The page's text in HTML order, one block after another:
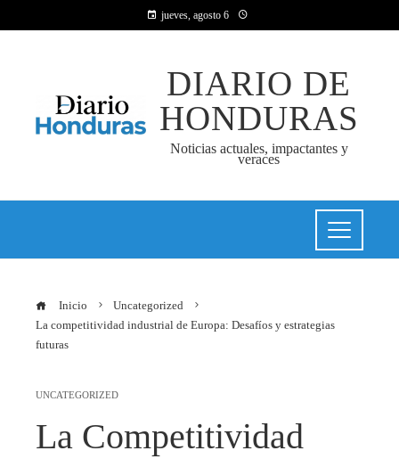
jueves, agosto 6
DIARIO DE
HONDURAS
Noticias actuales, impactantes y
veraces
Inicio
Uncategorized
La competitividad industrial de Europa: Desafíos y estrategias
futuras
UNCATEGORIZED
La Competitividad